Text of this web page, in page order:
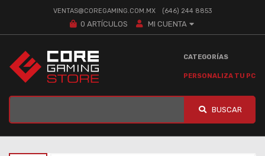
VENTAS@COREGAMING.COM.MX (646) 244 8853
0 ARTÍCULOS MI CUENTA
CATEGORÍAS
PERSONALIZA TU PC
BUSCAR